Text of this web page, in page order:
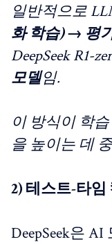
일반적으로
화 학습) → 평
DeepSeek R1-
모델임.
이 방식이 학
을 높이는 데
2) 테스트-타임
DeepSeek은